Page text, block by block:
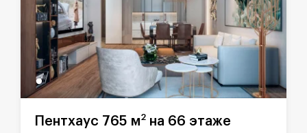
Пентхаус 765 м2 на 66 этаже